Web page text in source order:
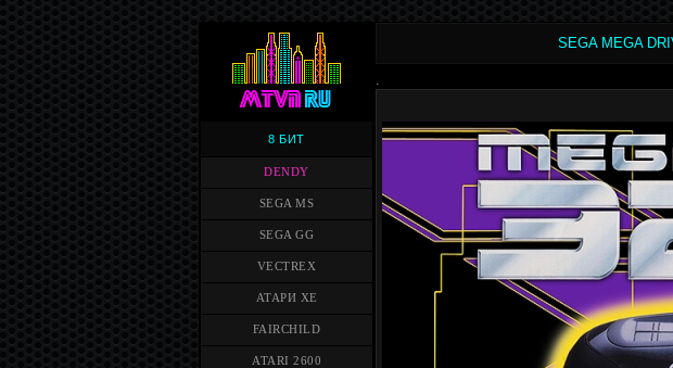
8 БИТ
DENDY
SEGA MS
SEGA GG
VECTREX
АТАРИ XE
FAIRCHILD
ATARI 2600
SEGA MEGA
.